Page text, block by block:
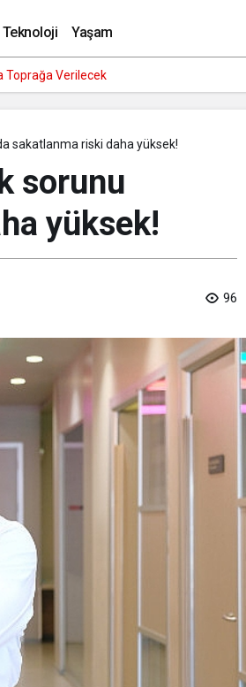
Teknoloji Yaşam
Toprağa Verilecek
sakatlanma riski daha yüksek!
sorunu
yüksek!
96